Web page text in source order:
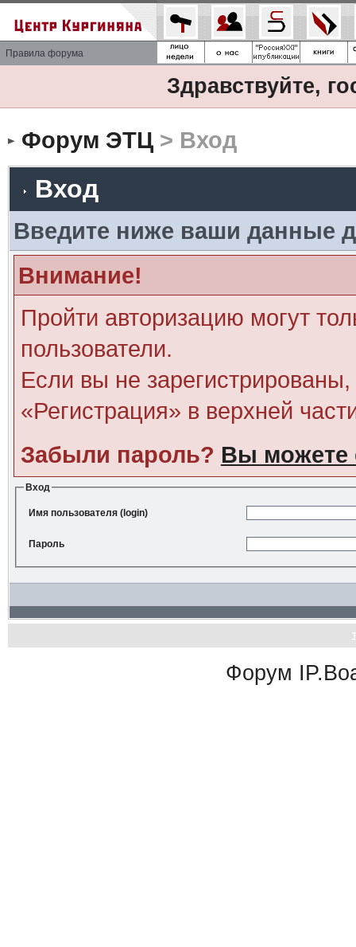
Правила форума
Здравствуйте,
Форум ЭТЦ> Вход
Вход
Введите ниже ваши данные
Внимание!
Пройти авторизацию могут
пользователи.
Если вы не
«Регистрация» в верхней
Забыли пароль? Вы можете
Вход
Имя пользователя (login)
Пароль
Форум